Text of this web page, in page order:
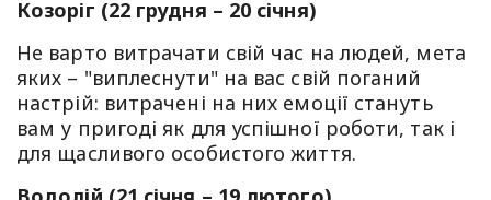
Козоріг (22 грудня – 20 січня)
Не варто витрачати свій час на людей, мета
яких – "виплеснути" на вас свій поганий
настрій: витрачені на них емоції стануть
вам у пригоді як для успішної роботи, так і
для щасливого особистого життя.